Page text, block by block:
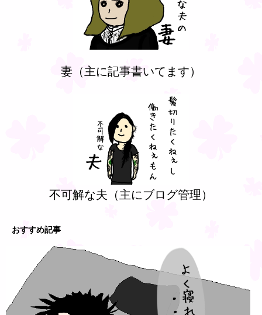
妻（主に記事書いてます）
不可解な夫（主にブログ管理）
おすすめ記事